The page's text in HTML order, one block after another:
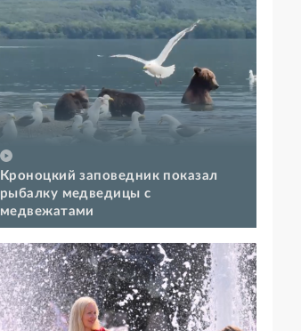
Кроноцкий заповедник показал
рыбалку медведицы с
медвежатами